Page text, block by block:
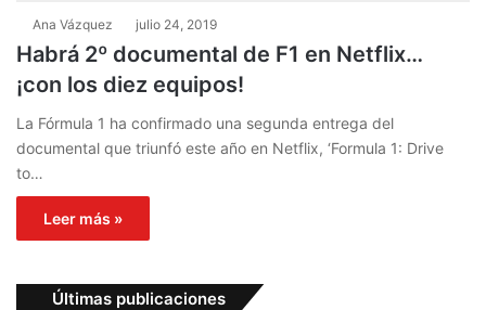
Ana Vázquez julio 24, 2019
Habrá 2º documental de F1 en Netflix…
¡con los diez equipos!
La Fórmula 1 ha confirmado una segunda entrega del
documental que triunfó este año en Netflix, ‘Formula 1: Drive
to…
Leer más »
Últimas publicaciones